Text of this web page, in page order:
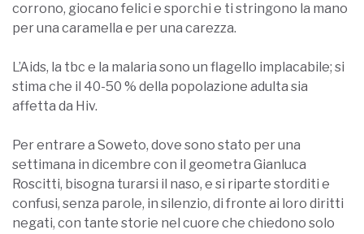
corrono, giocano felici e sporchi e ti stringono la mano
per una caramella e per una carezza.
L’Aids, la tbc e la malaria sono un flagello implacabile; si
stima che il 40-50 % della popolazione adulta sia
affetta da Hiv.
Per entrare a Soweto, dove sono stato per una
settimana in dicembre con il geometra Gianluca
Roscitti, bisogna turarsi il naso, e si riparte storditi e
confusi, senza parole, in silenzio, di fronte ai loro diritti
negati, con tante storie nel cuore che chiedono solo